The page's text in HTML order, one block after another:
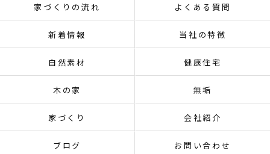
家づくりの流れ よくある質問
新着情報 当社の特徴
自然素材 健康住宅
木の家 無垢
家づくり 会社紹介
ブログ お問い合わせ